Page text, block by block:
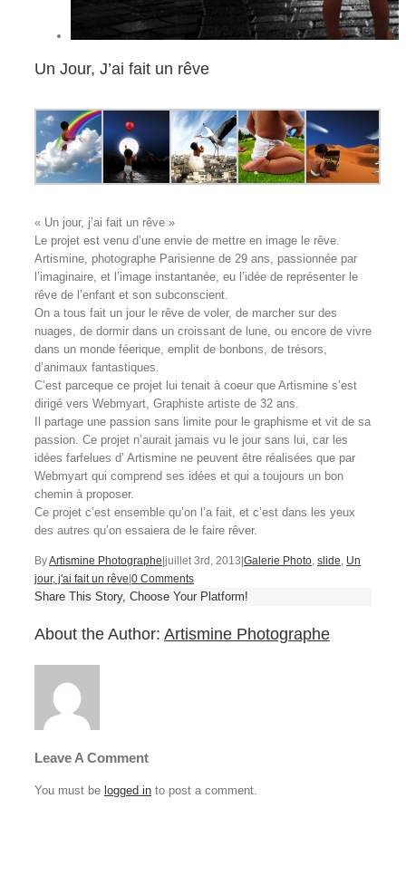
Un Jour, J’ai fait un rêve
« Un jour, j’ai fait un rêve »
Le projet est venu d’une envie de mettre en image le rêve.
Artismine, photographe Parisienne de 29 ans, passionnée par
l’imaginaire, et l’image instantanée, eu l’idée de représenter le
rêve de l’enfant et son subconscient.
On a tous fait un jour le rêve de voler, de marcher sur des
nuages, de dormir dans un croissant de lune, ou encore de vivre
dans un monde féerique, emplit de bonbons, de trésors,
d’animaux fantastiques.
C’est parceque ce projet lui tenait à coeur que Artismine s’est
dirigé vers Webmyart, Graphiste artiste de 32 ans.
Il partage une passion sans limite pour le graphisme et vit de sa
passion. Ce projet n’aurait jamais vu le jour sans lui, car les
idées farfelues d’ Artismine ne peuvent être réalisées que par
Webmyart qui comprend ses idées et qui a toujours un bon
chemin à proposer.
Ce projet c’est ensemble qu’on l’a fait, et c’est dans les yeux
des autres qu’on essaiera de le faire rêver.
ByArtismine Photographe|juillet 3rd, 2013|Galerie Photo slide Un
jour, j'ai fait un rêve|0 Comments
Share This Story, Choose Your Platform!
About the Author: Artismine Photographe
Leave A Comment
You must be logged in to post a comment.